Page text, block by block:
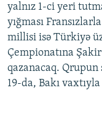
yalnız 1-ci yeri
yığması
millisi isə Türkiyə
Çempionatına
qazanacaq.
19-da, Bakı